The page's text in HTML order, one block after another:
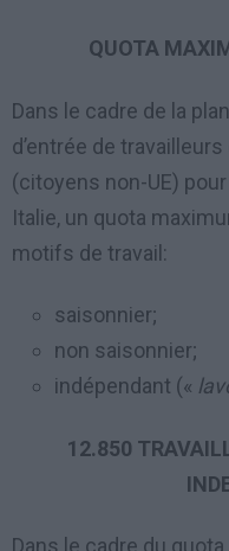
QUOTA
Dans le cadre de la
d’entrée de
(citoyens non-UE)
Italie, un quota
motifs de travail:
saisonnier;
non saisonnier;
indépendant («
12.850
Dans le cadre du